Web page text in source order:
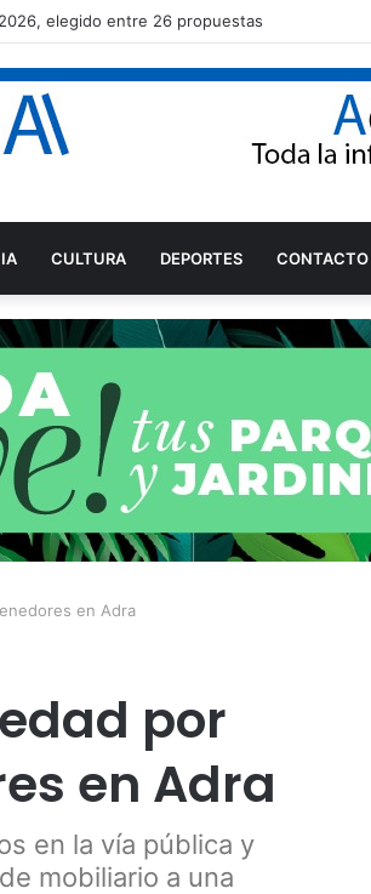
campeón del mundo júnior de Snipe
CULTURA DEPORTES CONTACTO
en Adra
por
en Adra
en la vía pública y
mobiliario a una